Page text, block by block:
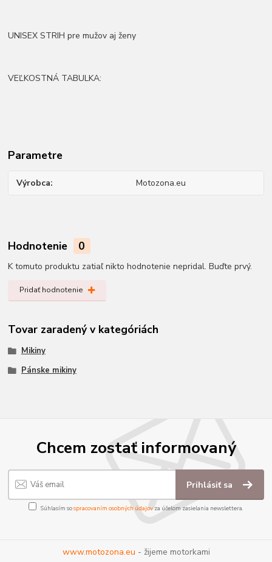
UNISEX STRIH pre mužov aj ženy
VEĽKOSTNÁ TABULKA:
Parametre
Výrobca Motozona.eu
Hodnotenie 0
K tomuto produktu zatiaľ nikto hodnotenie nepridal. Buďte prvý.
Pridať hodnotenie
Tovar zaradený v kategóriách
Mikiny
Pánske mikiny
Chcem zostať informovaný
Prihlásiť sa
Súhlasím sospracovaním osobných údajov za účelom zasielania newslettera.
www.motozona.eu - žijeme motorkami